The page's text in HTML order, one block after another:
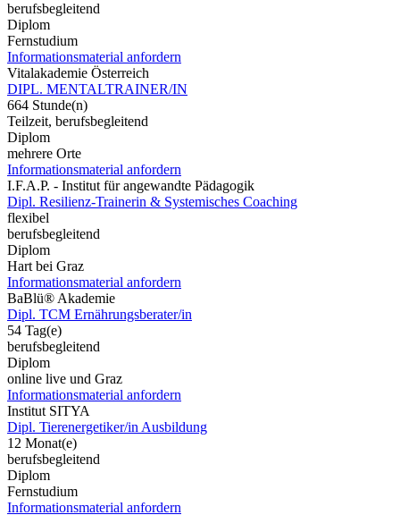
berufsbegleitend
Diplom
Fernstudium
Informationsmaterial anfordern
Vitalakademie Österreich
DIPL. MENTALTRAINER/IN
664 Stunde(n)
Teilzeit, berufsbegleitend
Diplom
mehrere Orte
Informationsmaterial anfordern
I.F.A.P. - Institut für angewandte Pädagogik
Dipl. Resilienz-Trainerin & Systemisches Coaching
flexibel
berufsbegleitend
Diplom
Hart bei Graz
Informationsmaterial anfordern
BaBlü® Akademie
Dipl. TCM Ernährungsberater/in
54 Tag(e)
berufsbegleitend
Diplom
online live und Graz
Informationsmaterial anfordern
Institut SITYA
Dipl. Tierenergetiker/in Ausbildung
12 Monat(e)
berufsbegleitend
Diplom
Fernstudium
Informationsmaterial anfordern